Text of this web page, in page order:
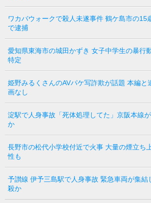
ワカバウォークで殺人未遂事件 鶴ケ島市の15
で逮捕
愛知県東海市の城田かずき 女子中学生の暴行
特定
姫野みるくさんのAVパケ写詐欺が話題 本編と
画なし
淀駅で人身事故「死体処理してた」京阪本線
か
長野市の松代小学校付近で火事 大量の煙立ち
性も
予讃線 伊予三島駅で人身事故 緊急車両が集結
殺か